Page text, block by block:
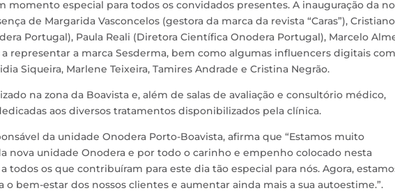
momento especial para todos os convidados presentes. A inauguração da
de Margarida Vasconcelos (gestora da marca da revista “Caras”), Cristiano
Portugal), Paula Reali (Diretora Científica Onodera Portugal), Marcelo
representar a marca Sesderma, bem como algumas influencers digitais
Siqueira, Marlene Teixeira, Tamires Andrade e Cristina Negrão.
na zona da Boavista e, além de salas de avaliação e consultório médico,
aos diversos tratamentos disponibilizados pela clínica.
da unidade Onodera Porto-Boavista, afirma que “Estamos muito
nova unidade Onodera e por todo o carinho e empenho colocado nesta
todos os que contribuíram para este dia tão especial para nós. Agora,
bem-estar dos nossos clientes e aumentar ainda mais a sua autoestime.”.